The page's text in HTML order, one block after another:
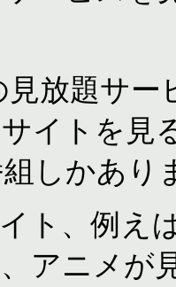
見放題サ
イトを見
しかあり
ト、例え
アニメが